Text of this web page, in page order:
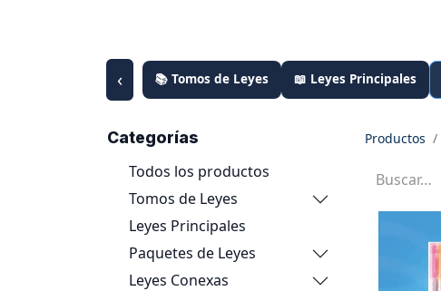
‹ 📚 Tomos de Leyes 📖 Leyes Principales
Categorías
Todos los productos
Tomos de Leyes
Leyes Principales
Paquetes de Leyes
Leyes Conexas
Productos